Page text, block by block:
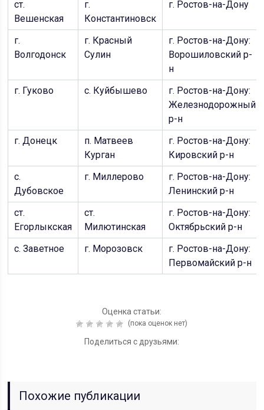
ст.
Вешенская
г.
Константиновск
г. Ростов-на-Дону
г.
Волгодонск
г. Красный
Сулин
г. Ростов-на-Дону:
Ворошиловский р-
н
г. Гуково
с. Куйбышево
г. Ростов-на-Дону:
Железнодорожный
р-н
г. Донецк
п. Матвеев
Курган
г. Ростов-на-Дону:
Кировский р-н
с.
Дубовское
г. Миллерово
г. Ростов-на-Дону:
Ленинский р-н
ст.
Егорлыкская
ст.
Милютинская
г. Ростов-на-Дону:
Октябрьский р-н
с. Заветное
г. Морозовск
г. Ростов-на-Дону:
Первомайский р-н
Оценка статьи:
(пока оценок нет)
Поделиться с друзьями:
Похожие публикации